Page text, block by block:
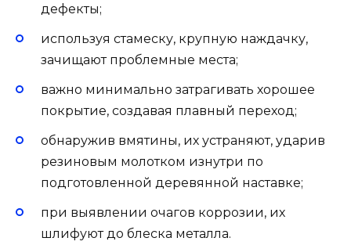
дефекты;
используя стамеску, крупную наждачку,
зачищают проблемные места;
важно минимально затрагивать хорошее
покрытие, создавая плавный переход;
обнаружив вмятины, их устраняют, ударив
резиновым молотком изнутри по
подготовленной деревянной наставке;
при выявлении очагов коррозии, их
шлифуют до блеска металла.